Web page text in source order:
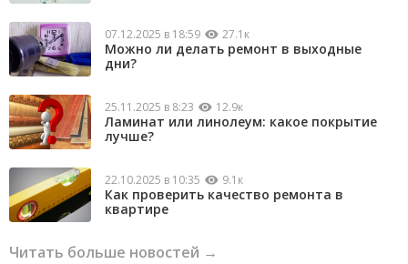
07.12.2025 в 18:59 27.1к
Можно ли делать ремонт в выходные
дни?
25.11.2025 в 8:23 12.9к
Ламинат или линолеум: какое покрытие
лучше?
22.10.2025 в 10:35 9.1к
Как проверить качество ремонта в
квартире
Читать больше новостей →